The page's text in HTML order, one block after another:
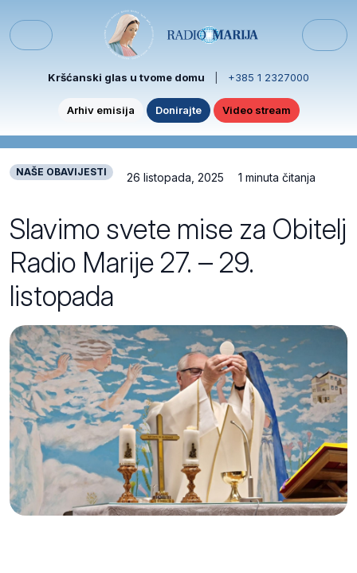
Menu
Kršćanski glas u tvome domu +385 1 2327000
Arhiv emisija Donirajte Video stream
NAŠE OBAVIJESTI 26 listopada, 2025 1 minuta čitanja
Slavimo svete mise za Obitelj
Radio Marije 27. – 29.
listopada